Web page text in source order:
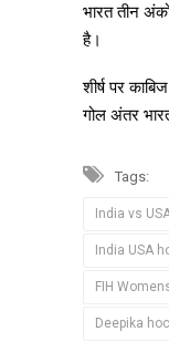
भारत तीन
है।
शीर्ष पर
गोल अंतर
Tags:
India vs
India USA
FIH
Deepika